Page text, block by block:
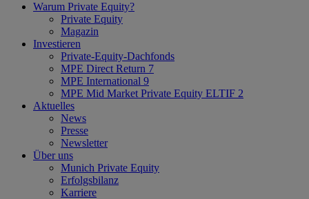
Warum Private Equity?
Private Equity
Magazin
Investieren
Private-Equity-Dachfonds
MPE Direct Return 7
MPE International 9
MPE Mid Market Private Equity ELTIF 2
Aktuelles
News
Presse
Newsletter
Über uns
Munich Private Equity
Erfolgsbilanz
Karriere